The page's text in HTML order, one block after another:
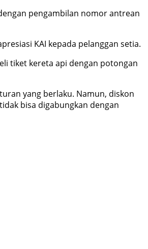
pengambilan nomor antrean
KAI kepada pelanggan setia.
tiket kereta api dengan potongan
yang berlaku. Namun, diskon
bisa digabungkan dengan